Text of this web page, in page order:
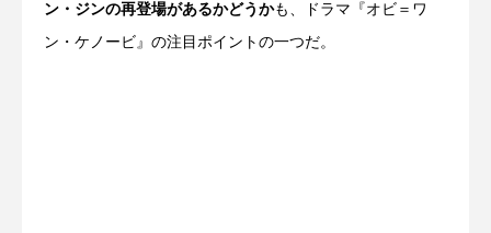
ン・ジンの再登場があるかどうかも、ドラマ『オビ＝ワ
ン・ケノービ』の注目ポイントの一つだ。